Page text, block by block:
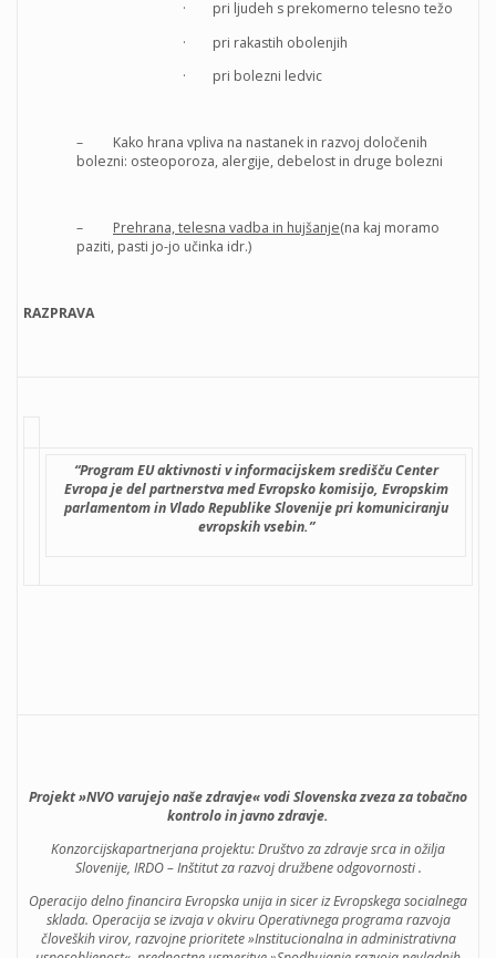
· pri ljudeh s prekomerno telesno težo
· pri rakastih obolenjih
· pri bolezni ledvic
– Kako hrana vpliva na nastanek in razvoj določenih
bolezni: osteoporoza, alergije, debelost in druge bolezni
– Prehrana, telesna vadba in hujšanje(na kaj moramo
paziti, pasti jo-jo učinka idr.)
RAZPRAVA
“Program EU aktivnosti v informacijskem središču Center
Evropa je del partnerstva med Evropsko komisijo, Evropskim
parlamentom in Vlado Republike Slovenije pri komuniciranju
evropskih vsebin.”
Projekt »NVO varujejo naše zdravje« vodi Slovenska zveza za tobačno
kontrolo in javno zdravje.
Konzorcijskapartnerjana projektu: Društvo za zdravje srca in ožilja
Slovenije, IRDO – Inštitut za razvoj družbene odgovornosti .
Operacijo delno financira Evropska unija in sicer iz Evropskega socialnega
sklada. Operacija se izvaja v okviru Operativnega programa razvoja
človeških virov, razvojne prioritete »Institucionalna in administrativna